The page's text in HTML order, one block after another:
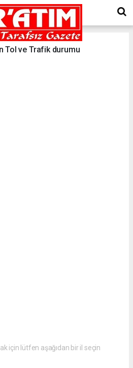
Tol ve Trafik durumu
için lütfen aşağıdan bir il seçin